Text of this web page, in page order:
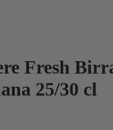
Fresh
25/30 cl